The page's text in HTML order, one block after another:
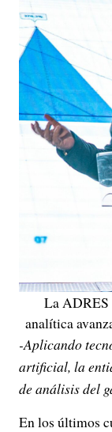
La
analítica
-Aplicando
artificial, la
de análisis del
En los últimos